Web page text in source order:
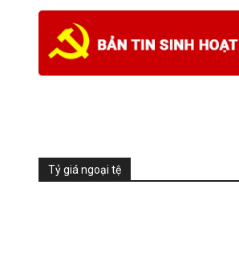
Tỷ giá ngoại tệ